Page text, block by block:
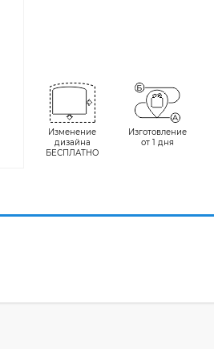
Изменение
дизайна
БЕСПЛАТНО
Изготовление
от 1 дня